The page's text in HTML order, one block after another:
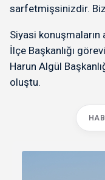
sarfetmişsinizdir. Biz
Siyasi konuşmaların
İlçe Başkanlığı
Harun Algül
oluştu.